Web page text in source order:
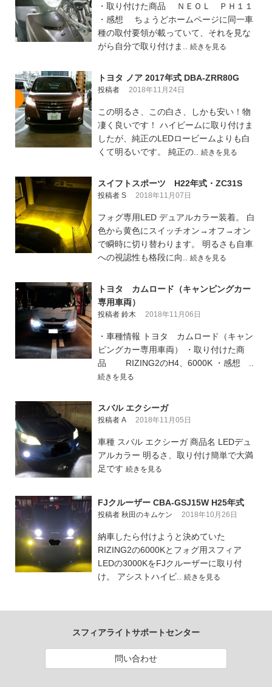
・取り付けた商品 ＮＥＯＬ ＰＨ１１
・感想 ちょうどホームページに同一車
種の取付要領が載っていて、それを見な
がら自分で取り付けま.. 続きを見る
トヨタ ノア 2017年式 DBA-ZRR80G
投稿者 2018年11月24日
この明るさ、この白さ、しかも安い！物
凄く良いです！ ハイビームに取り付けま
したが、純正のLEDロービームよりも白
くて明るいです。 純正の.. 続きを見る
スイフトスポーツ H22年式・ZC31S
投稿者 S 2018年11月07日
フォグ専用LED デュアルカラー装着。 白
色から黄色にスイッチオン→オフ→オン
で瞬時に切り替わります。 明るさも自車
への視認性も格段に向.. 続きを見る
トヨタ カムロード（キャンピングカー
専用車両）
投稿者 鈴木 2018年11月06日
・車種情報 トヨタ カムロード（キャン
ピングカー専用車両） ・取り付けた商
品 RIZING2のH4、6000K ・感想 ..
続きを見る
スバル エクシーガ
投稿者 A 2018年11月05日
車種 スバル エクシーガ 商品名 LEDデュ
アルカラー 明るさ、取り付け簡単で大満
足です 続きを見る
FJクルーザー CBA-GSJ15W H25年式
投稿者 秋田のキムケン 2018年10月26日
納車したら付けようと決めていた
RIZING2の6000Kとフォグ用スフィア
LEDの3000KをFJクルーザーに取り付
け。 アシストハイビ.. 続きを見る
スフィアライトサポートセンター
問い合わせ